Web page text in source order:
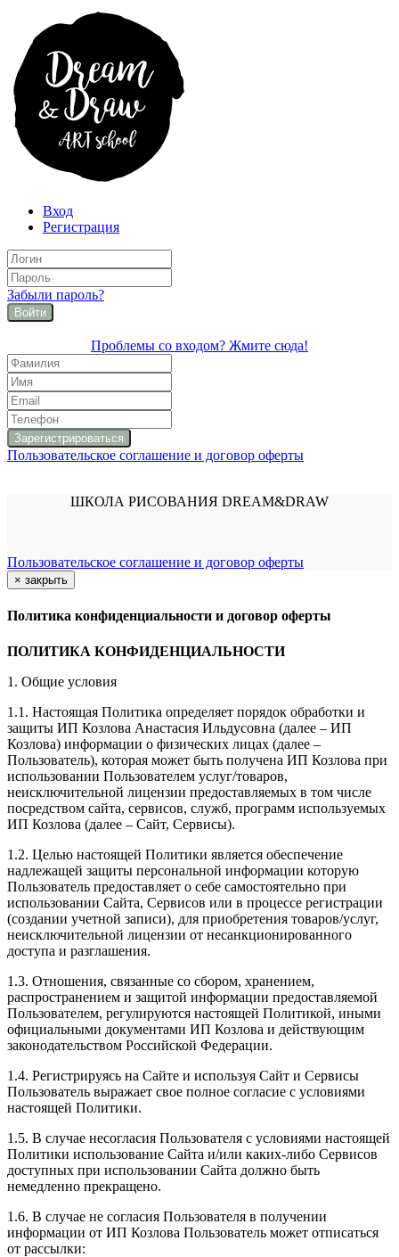
Вход
Регистрация
Забыли пароль?
Войти
Проблемы со входом? Жмите сюда!
Пользовательское соглашение и договор оферты
ШКОЛА РИСОВАНИЯ DREAM&DRAW
Пользовательское соглашение и договор оферты
× закрыть
Политика конфиденциальности и договор оферты
ПОЛИТИКА КОНФИДЕНЦИАЛЬНОСТИ
1. Общие условия
1.1. Настоящая Политика определяет порядок обработки и
защиты ИП Козлова Анастасия Ильдусовна (далее – ИП
Козлова) информации о физических лицах (далее –
Пользователь), которая может быть получена ИП Козлова при
использовании Пользователем услуг/товаров,
неисключительной лицензии предоставляемых в том числе
посредством сайта, сервисов, служб, программ используемых
ИП Козлова (далее – Сайт, Сервисы).
1.2. Целью настоящей Политики является обеспечение
надлежащей защиты персональной информации которую
Пользователь предоставляет о себе самостоятельно при
использовании Сайта, Сервисов или в процессе регистрации
(создании учетной записи), для приобретения товаров/услуг,
неисключительной лицензии от несанкционированного
доступа и разглашения.
1.3. Отношения, связанные со сбором, хранением,
распространением и защитой информации предоставляемой
Пользователем, регулируются настоящей Политикой, иными
официальными документами ИП Козловa и действующим
законодательством Российской Федерации.
1.4. Регистрируясь на Сайте и используя Сайт и Сервисы
Пользователь выражает свое полное согласие с условиями
настоящей Политики.
1.5. В случае несогласия Пользователя с условиями настоящей
Политики использование Сайта и/или каких-либо Сервисов
доступных при использовании Сайта должно быть
немедленно прекращено.
1.6. В случае не согласия Пользователя в получении
информации от ИП Козлова Пользователь может отписаться
от рассылки: